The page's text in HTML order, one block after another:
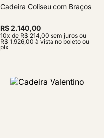
Cadeira Coliseu com Braços
R$ 2.140,00
10x de R$ 214,00 sem juros ou
R$ 1.926,00 à vista no boleto ou
pix